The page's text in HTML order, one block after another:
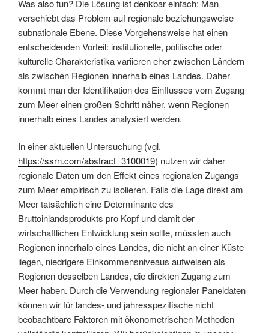
Was also tun? Die Lösung ist denkbar einfach: Man
verschiebt das Problem auf regionale beziehungsweise
subnationale Ebene. Diese Vorgehensweise hat einen
entscheidenden Vorteil: institutionelle, politische oder
kulturelle Charakteristika variieren eher zwischen Ländern
als zwischen Regionen innerhalb eines Landes. Daher
kommt man der Identifikation des Einflusses vom Zugang
zum Meer einen großen Schritt näher, wenn Regionen
innerhalb eines Landes analysiert werden.
In einer aktuellen Untersuchung (vgl.
https://ssrn.com/abstract=3100019) nutzen wir daher
regionale Daten um den Effekt eines regionalen Zugangs
zum Meer empirisch zu isolieren. Falls die Lage direkt am
Meer tatsächlich eine Determinante des
Bruttoinlandsprodukts pro Kopf und damit der
wirtschaftlichen Entwicklung sein sollte, müssten auch
Regionen innerhalb eines Landes, die nicht an einer Küste
liegen, niedrigere Einkommensniveaus aufweisen als
Regionen desselben Landes, die direkten Zugang zum
Meer haben. Durch die Verwendung regionaler Paneldaten
können wir für landes- und jahresspezifische nicht
beobachtbare Faktoren mit ökonometrischen Methoden